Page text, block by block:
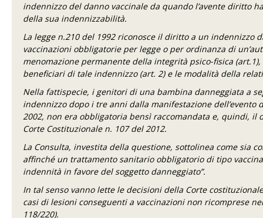
indennizzo del danno vaccinale da quando l’avente diritto
della sua indennizzabilità.
La legge n.210 del 1992 riconosce il diritto a un
vaccinazioni obbligatorie per legge o per ordinanza di
menomazione permanente della integrità psico-fisica
beneficiari di tale indennizzo (art. 2) e le modalità della
Nella fattispecie, i genitori di una bambina danneggiata a
indennizzo dopo i tre anni dalla manifestazione dell’evento
2002, non era obbligatoria bensì raccomandata e, quindi,
Corte Costituzionale n. 107 del 2012.
La Consulta, investita della questione, sottolinea come sia
affinché un trattamento sanitario obbligatorio di tipo
indennità in favore del soggetto danneggiato”.
In tal senso vanno lette le decisioni della Corte
casi di lesioni conseguenti a vaccinazioni non ricomprese
118/220).